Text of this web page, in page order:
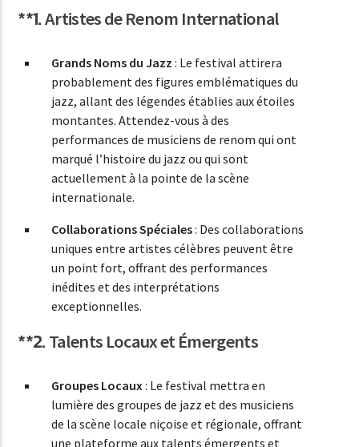
00:00 07:00
NSD RADIO
**1.Artistes de Renom International
Grands Noms du Jazz : Le festival attirera
probablement des figures emblématiques du
jazz, allant des légendes établies aux étoiles
montantes. Attendez-vous à des
performances de musiciens de renom qui ont
marqué l’histoire du jazz ou qui sont
actuellement à la pointe de la scène
internationale.
Collaborations Spéciales: Des collaborations
uniques entre artistes célèbres peuvent être
un point fort, offrant des performances
inédites et des interprétations
exceptionnelles.
**2. Talents Locaux et Émergents
Groupes Locaux : Le festival mettra en
lumière des groupes de jazz et des musiciens
de la scène locale niçoise et régionale, offrant
une plateforme aux talents émergents et